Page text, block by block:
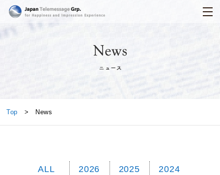
日本テレメッセージ
Top > News
ALL 2026 2025 2024